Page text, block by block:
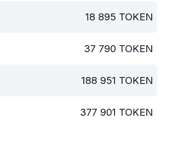
18 895 TOKEN
37 790 TOKEN
188 951 TOKEN
377 901 TOKEN